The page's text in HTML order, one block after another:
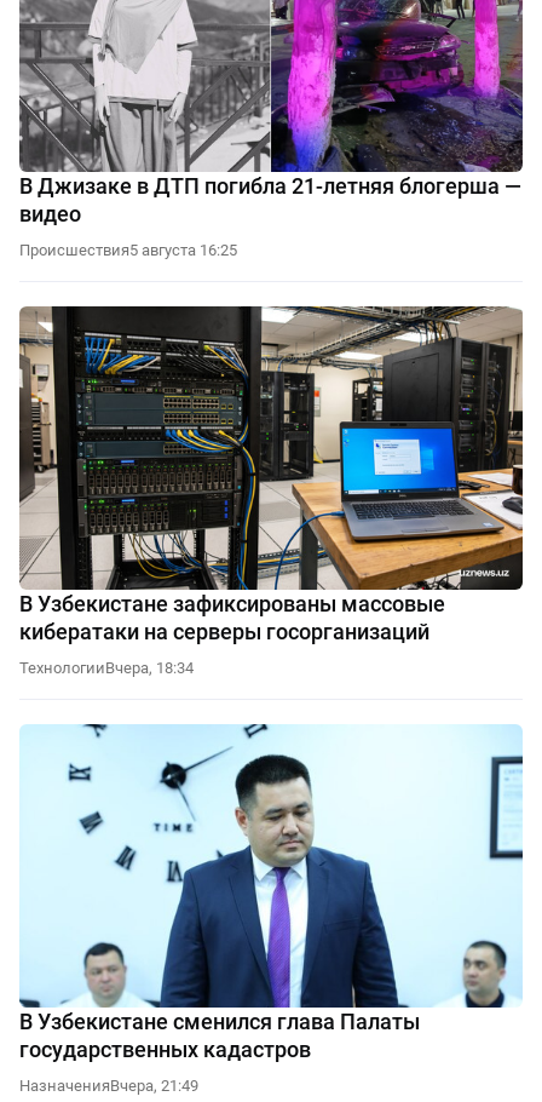
В Джизаке в ДТП погибла 21-летняя блогерша —
видео
Происшествия5 августа 16:25
В Узбекистане зафиксированы массовые
кибератаки на серверы госорганизаций
ТехнологииВчера, 18:34
В Узбекистане сменился глава Палаты
государственных кадастров
НазначенияВчера, 21:49